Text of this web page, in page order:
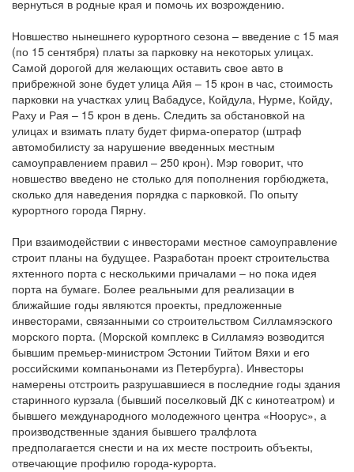
вернуться в родные края и помочь их возрождению.
Новшество нынешнего курортного сезона – введение с 15 мая
(по 15 сентября) платы за парковку на некоторых улицах.
Самой дорогой для желающих оставить свое авто в
прибрежной зоне будет улица Айя – 15 крон в час, стоимость
парковки на участках улиц Вабадусе, Койдула, Нурме, Койду,
Раху и Рая – 15 крон в день. Следить за обстановкой на
улицах и взимать плату будет фирма-оператор (штраф
автомобилисту за нарушение введенных местным
самоуправлением правил – 250 крон). Мэр говорит, что
новшество введено не столько для пополнения горбюджета,
сколько для наведения порядка с парковкой. По опыту
курортного города Пярну.
При взаимодействии с инвесторами местное самоуправление
строит планы на будущее. Разработан проект строительства
яхтенного порта с несколькими причалами – но пока идея
порта на бумаге. Более реальными для реализации в
ближайшие годы являются проекты, предложенные
инвесторами, связанными со строительством Силламяэского
морского порта. (Морской комплекс в Силламяэ возводится
бывшим премьер-министром Эстонии Тийтом Вяхи и его
российскими компаньонами из Петербурга). Инвесторы
намерены отстроить разрушавшиеся в последние годы здания
старинного курзала (бывший поселковый ДК с кинотеатром) и
бывшего международного молодежного центра «Ноорус», а
производственные здания бывшего тралфлота
предполагается снести и на их месте построить объекты,
отвечающие профилю города-курорта.